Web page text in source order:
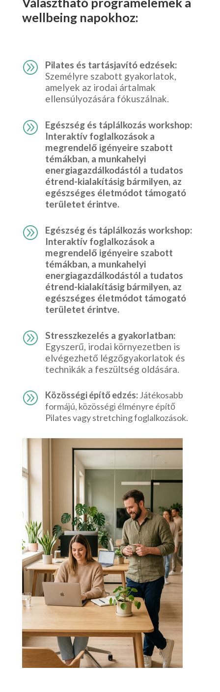
wellbeing napokhoz:
A
Pilates és tartásjavító edzések:
Személyre szabott gyakorlatok,
amelyek az irodai ártalmak
ellensúlyozására fókuszálnak.
A
Egészség és táplálkozás workshop:
Interaktív foglalkozások a
megrendelő igényeire szabott
témákban, a munkahelyi
energiagazdálkodástól a tudatos
étrend-kialakításig bármilyen, az
egészséges életmódot támogató
területet érintve.
A
Egészség és táplálkozás workshop:
Interaktív foglalkozások a
megrendelő igényeire szabott
témákban, a munkahelyi
energiagazdálkodástól a tudatos
étrend-kialakításig bármilyen, az
egészséges életmódot támogató
területet érintve.
A
Stresszkezelés a gyakorlatban:
Egyszerű, irodai környezetben is
elvégezhető légzőgyakorlatok és
technikák a feszültség oldására.
A Közösségi építő edzés:Játékosabb
formájú, közösségi élményre építő
Pilates vagy stretching foglalkozások.